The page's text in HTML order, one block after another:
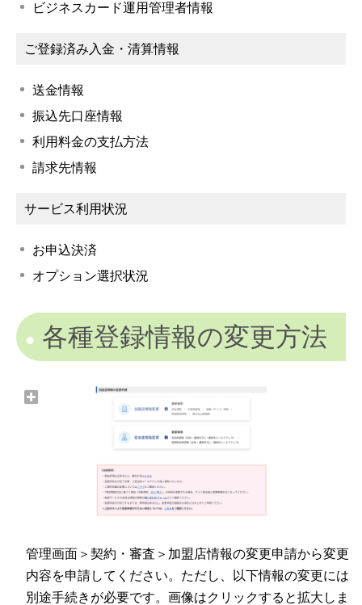
ビジネスカード運用管理者情報
ご登録済み入金・清算情報
送金情報
振込先口座情報
利用料金の支払方法
請求先情報
サービス利用状況
お申込決済
オプション選択状況
各種登録情報の変更方法
管理画面＞契約・審査＞加盟店情報の変更申請から変更
内容を申請してください。ただし、以下情報の変更には
別途手続きが必要です。画像はクリックすると拡大しま